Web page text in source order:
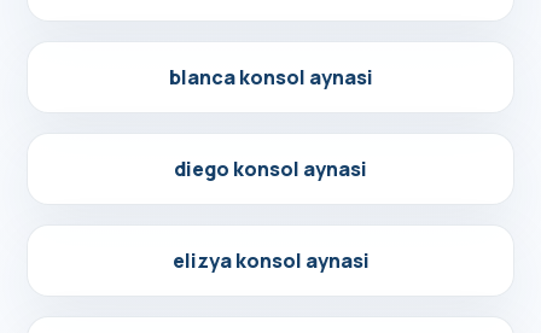
Detayları Gör
blanca konsol aynasi
Detayları Gör
diego konsol aynasi
Detayları Gör
elizya konsol aynasi